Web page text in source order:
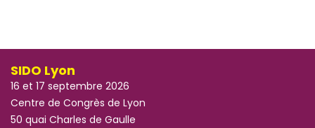
SIDO Lyon
16 et 17 septembre 2026
Centre de Congrès de Lyon
50 quai Charles de Gaulle